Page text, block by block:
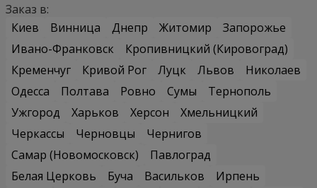
Заказ в:
Киев
Винница Днепр Житомир
Запорожье
Ивано-Франковск
Кропивницкий (Кировоград)
Кременчуг
Кривой Рог Луцк Львов
Николаев
Одесса
Полтава Ровно Сумы
Тернополь
Ужгород
Харьков Херсон
Хмельницкий
Черкассы
Черновцы
Чернигов
Самар (Новомосковск)
Павлоград
Белая Церковь
Буча Васильков
Ирпень